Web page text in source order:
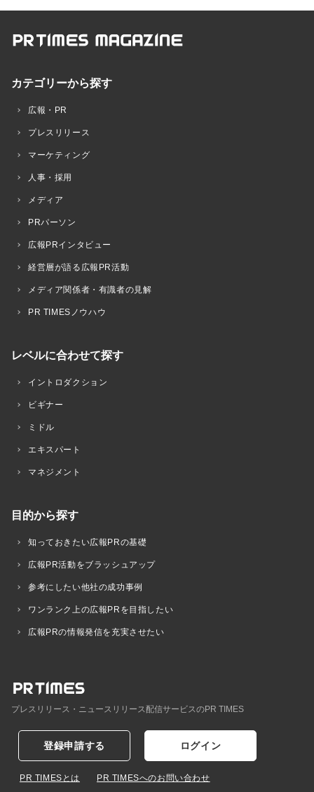
カテゴリーから探す
広報・PR
プレスリリース
マーケティング
人事・採用
メディア
PRパーソン
広報PRインタビュー
経営層が語る広報PR活動
メディア関係者・有識者の見解
PR TIMESノウハウ
レベルに合わせて探す
イントロダクション
ビギナー
ミドル
エキスパート
マネジメント
目的から探す
知っておきたい広報PRの基礎
広報PR活動をブラッシュアップ
参考にしたい他社の成功事例
ワンランク上の広報PRを目指したい
広報PRの情報発信を充実させたい
プレスリリース・ニュースリリース配信サービスのPR TIMES
登録申請する ログイン
PR TIMESとは PR TIMESへのお問い合わせ